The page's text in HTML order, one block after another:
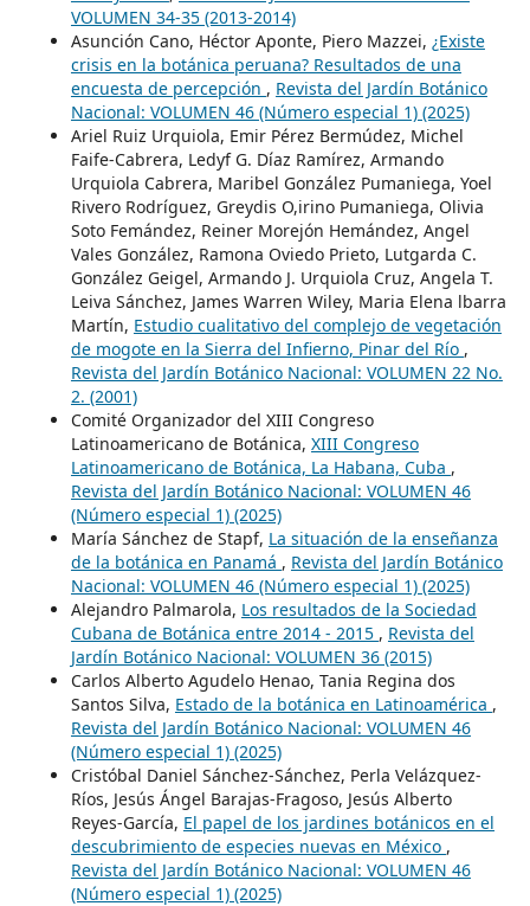
VOLUMEN 34-35 (2013-2014)
Asunción Cano, Héctor Aponte, Piero Mazzei, ¿Existe
crisis en la botánica peruana? Resultados de una
encuesta de percepción , Revista del Jardín Botánico
Nacional: VOLUMEN 46 (Número especial 1) (2025)
Ariel Ruiz Urquiola, Emir Pérez Bermúdez, Michel
Faife-Cabrera, Ledyf G. Díaz Ramírez, Armando
Urquiola Cabrera, Maribel González Pumaniega, Yoel
Rivero Rodríguez, Greydis O,irino Pumaniega, Olivia
Soto Femández, Reiner Morejón Hemández, Angel
Vales González, Ramona Oviedo Prieto, Lutgarda C.
González Geigel, Armando J. Urquiola Cruz, Angela T.
Leiva Sánchez, James Warren Wiley, Maria Elena lbarra
Martín, Estudio cualitativo del complejo de vegetación
de mogote en la Sierra del Infierno, Pinar del Río ,
Revista del Jardín Botánico Nacional: VOLUMEN 22 No.
2. (2001)
Comité Organizador del XIII Congreso
Latinoamericano de Botánica, XIII Congreso
Latinoamericano de Botánica, La Habana, Cuba ,
Revista del Jardín Botánico Nacional: VOLUMEN 46
(Número especial 1) (2025)
María Sánchez de Stapf, La situación de la enseñanza
de la botánica en Panamá , Revista del Jardín Botánico
Nacional: VOLUMEN 46 (Número especial 1) (2025)
Alejandro Palmarola, Los resultados de la Sociedad
Cubana de Botánica entre 2014 - 2015 , Revista del
Jardín Botánico Nacional: VOLUMEN 36 (2015)
Carlos Alberto Agudelo Henao, Tania Regina dos
Santos Silva, Estado de la botánica en Latinoamérica ,
Revista del Jardín Botánico Nacional: VOLUMEN 46
(Número especial 1) (2025)
Cristóbal Daniel Sánchez-Sánchez, Perla Velázquez-
Ríos, Jesús Ángel Barajas-Fragoso, Jesús Alberto
Reyes-García, El papel de los jardines botánicos en el
descubrimiento de especies nuevas en México ,
Revista del Jardín Botánico Nacional: VOLUMEN 46
(Número especial 1) (2025)